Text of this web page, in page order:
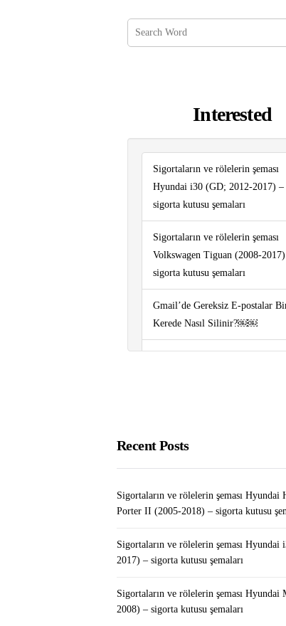
Interested
Sigortaların ve rölelerin şeması
Hyundai i30 (GD; 2012-2017) –
sigorta kutusu şemaları
Sigortaların ve rölelerin şeması
Volkswagen Tiguan (2008-
sigorta kutusu şemaları
Gmail’de Gereksiz E-postalar
Kerede Nasıl Silinir?￼￼
sigorta kutusu şemaları
Peugeot Boxer (2006-2018) –
kutusu şemaları
Sigortaların ve rölelerin şeması
Renault Megane II (2003-2009) –
Recent Posts
Sigortaların ve rölelerin şeması
Porter II (2005-2018) – sigorta kutusu
Sigortaların ve rölelerin şeması
2017) – sigorta kutusu şemaları
Sigortaların ve rölelerin şeması
2008) – sigorta kutusu şemaları